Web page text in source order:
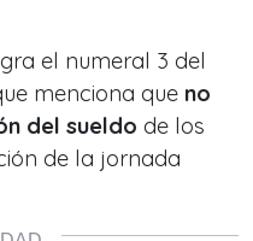
el numeral 3 del
menciona que no
del sueldo de los
de la jornada